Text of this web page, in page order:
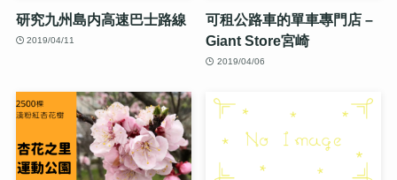
研究九州島内高速巴士路線
2019/04/11
可租公路車的單車專門店 –
Giant Store宮崎
2019/04/06